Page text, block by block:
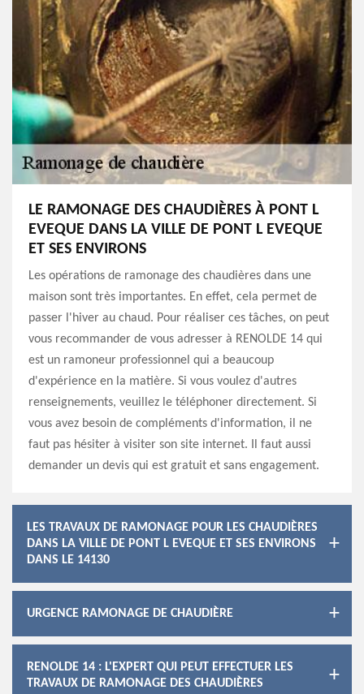
LE RAMONAGE DES CHAUDIÈRES À PONT L
EVEQUE DANS LA VILLE DE PONT L EVEQUE
ET SES ENVIRONS
Les opérations de ramonage des chaudières dans une
maison sont très importantes. En effet, cela permet de
passer l'hiver au chaud. Pour réaliser ces tâches, on peut
vous recommander de vous adresser à RENOLDE 14 qui
est un ramoneur professionnel qui a beaucoup
d'expérience en la matière. Si vous voulez d'autres
renseignements, veuillez le téléphoner directement. Si
vous avez besoin de compléments d'information, il ne
faut pas hésiter à visiter son site internet. Il faut aussi
demander un devis qui est gratuit et sans engagement.
LES TRAVAUX DE RAMONAGE POUR LES CHAUDIÈRES
DANS LA VILLE DE PONT L EVEQUE ET SES ENVIRONS
DANS LE 14130
URGENCE RAMONAGE DE CHAUDIÈRE
RENOLDE 14 : L'EXPERT QUI PEUT EFFECTUER LES
TRAVAUX DE RAMONAGE DES CHAUDIÈRES